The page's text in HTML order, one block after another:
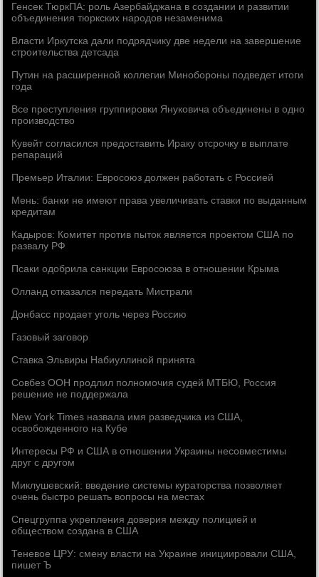
Генсек ТюркПА: роль Азербайджана в создании и развитии
объединения тюркских народов незаменима
Власти Иркутска дали подрядчику две недели на завершение
строительства детсада
Путин на расширенной коллегии Минобороны подведет итоги
года
Все преступления группировки Януковича объединены в одно
производство
Кувейт согласился предоставить Ираку отсрочку в выплате
репараций
Премьер Италии: Евросоюз должен работать с Россией
Мень: банки не имеют права увеличивать ставки по выданным
кредитам
Кадыров: Комитет против пыток является проектом США по
развалу РФ
Псаки одобрила санкции Евросоюза в отношении Крыма
Олланд отказался передать Мистрали
Донбасс продает уголь через Россию
Газовый заговор
Ставка Эльвиры Набиуллиной принята
Совбез ООН продлил полномочия судей МТБЮ, Россия
решение не поддержала
New York Times назвала имя разведчика из США,
освобожденного на Кубе
Интересы РФ и США в отношении Украины несовместимы
друг с другом
Миклушевский: введение системы кураторства позволяет
очень быстро решать вопросы на местах
Спецгруппа укрепления доверия между полицией и
обществом создана в США
Теневое ЦРУ: смену власти на Украине инициировали США,
пишет Ъ